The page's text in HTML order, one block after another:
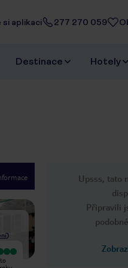
aplikaci 277 270 059
Destinace Hotely
Upsss, tato
Připravili
Next slide
1/ 35
)